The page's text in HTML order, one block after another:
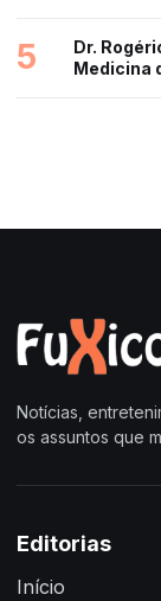
5
Dr.
Medicina
Notícias,
os assuntos que
Editorias
Início